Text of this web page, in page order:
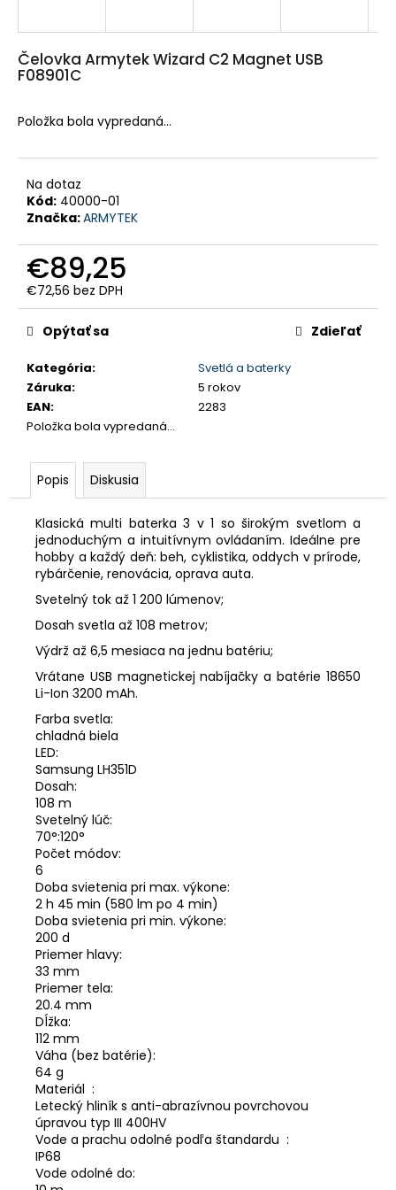
Čelovka Armytek Wizard C2 Magnet USB
F08901C
Položka bola vypredaná…
Na dotaz
Kód: 40000-01
Značka:ARMYTEK
€89,25
€72,56 bez DPH
Jednotková
cena:
Kategória:
Svetlá a baterky
Záruka:
5 rokov
EAN:
2283
Položka bola vypredaná…
Opýtať sa Zdieľať
Popis Diskusia
Klasická multi baterka 3 v 1 so širokým svetlom a
jednoduchým a intuitívnym ovládaním. Ideálne pre
hobby a každý deň: beh, cyklistika, oddych v prírode,
rybárčenie, renovácia, oprava auta.
Svetelný tok až 1 200 lúmenov;
Dosah svetla až 108 metrov;
Výdrž až 6,5 mesiaca na jednu batériu;
Vrátane USB magnetickej nabíjačky a batérie 18650
Li-Ion 3200 mAh.
Farba svetla:
chladná biela
LED:
Samsung LH351D
Dosah:
108 m
Svetelný lúč:
70°:120°
Počet módov:
6
Doba svietenia pri max. výkone:
2 h 45 min (580 lm po 4 min)
Doba svietenia pri min. výkone:
200 d
Priemer hlavy:
33 mm
Priemer tela:
20.4 mm
Dĺžka:
112 mm
Váha (bez batérie):
64 g
Materiál :
Letecký hliník s anti-abrazívnou povrchovou
úpravou typ III 400HV
Vode a prachu odolné podľa štandardu :
IP68
Vode odolné do:
p
o
m
PULOVER
PULL
FOX
V
LVPU126
€52,40